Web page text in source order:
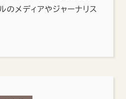
のメディアやジャーナリス